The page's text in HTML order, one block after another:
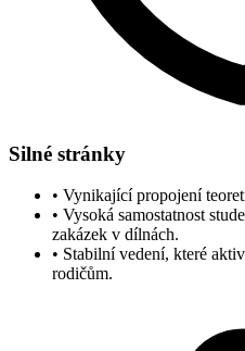
Silné stránky
• Vynikající propojení
• Vysoká samostatnost
zakázek v dílnách.
• Stabilní vedení, které
rodičům.